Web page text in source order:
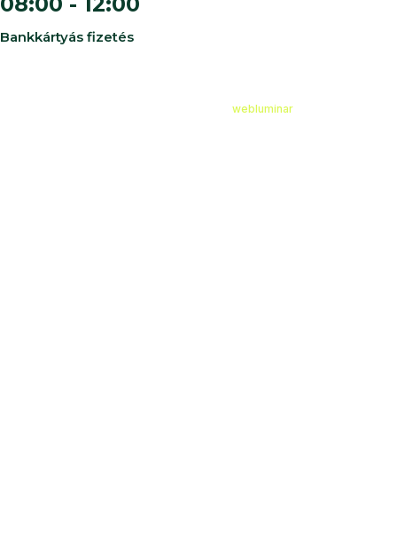
Bankkártyás fizetés
webluminar